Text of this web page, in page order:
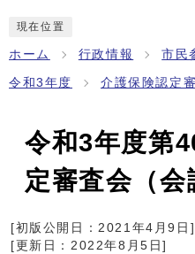
現在位置
ホーム 行政情報 市民
令和3年度 介護保険認定
令和3年度第
定審査会（会
[初版公開日：2021年4月9日 ]
[更新日： 2022年8月5日]